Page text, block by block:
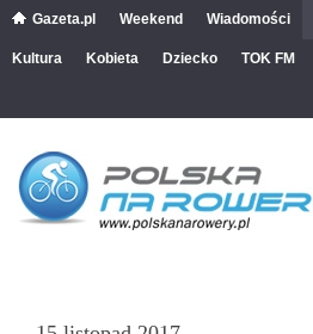
Gazeta.pl Weekend Wiadomości
Kultura Kobieta Dziecko TOK FM